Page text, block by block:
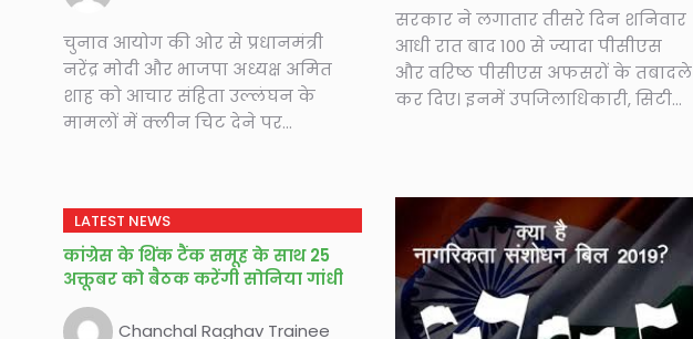
चुनाव आयोग की ओर से प्रधानमंत्री
नरेंद्र मोदी और भाजपा अध्यक्ष अमित
शाह को आचार संहिता उल्लंघन के
मामलों में क्लीन चिट देने पर...
सरकार ने लगातार तीसरे दिन शनिवार
आधी रात बाद 100 से ज्यादा पीसीएस
और वरिष्ठ पीसीएस अफसरों के तबादले
कर दिए। इनमें उपजिलाधिकारी, सिटी...
LATEST NEWS
कांग्रेस के थिंक टैंक समूह के साथ 25
अक्तूबर को बैठक करेंगी सोनिया गांधी
Chanchal Raghav Trainee